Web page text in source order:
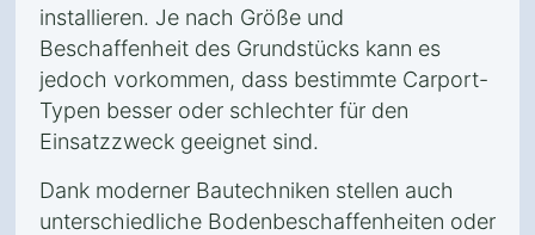
installieren. Je nach Größe und
Beschaffenheit des Grundstücks kann es
jedoch vorkommen, dass bestimmte Carport-
Typen besser oder schlechter für den
Einsatzzweck geeignet sind.
Dank moderner Bautechniken stellen auch
unterschiedliche Bodenbeschaffenheiten oder